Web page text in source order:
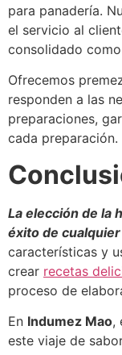
para panadería.
el servicio al
consolidado
Ofrecemos
responden a las
preparaciones,
cada preparación.
La elección de la
éxito de
características y
crear recetas
proceso de
En Indumez Mao,
este viaje de